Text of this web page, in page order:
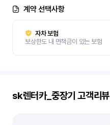
계약 선택사항
자차 보험
보상한도 내 면책금이 있는 보험
sk렌터카_중장기 고객리뷰